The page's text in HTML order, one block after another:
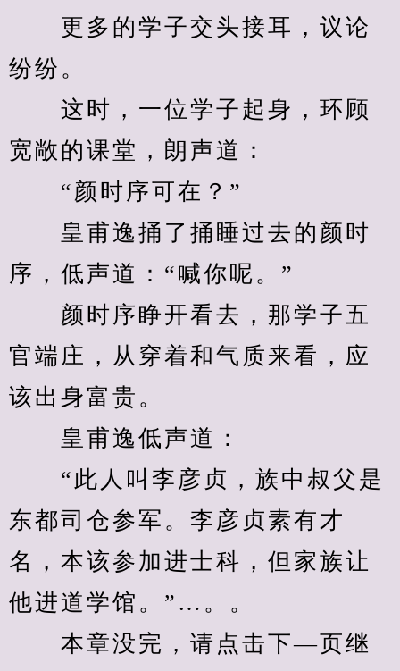
更多的学子交头接耳，议论
纷纷。
这时，一位学子起身，环顾
宽敞的课堂，朗声道：
“颜时序可在？”
皇甫逸捅了捅睡过去的颜时
序，低声道：“喊你呢。”
颜时序睁开看去，那学子五
官端庄，从穿着和气质来看，应
该出身富贵。
皇甫逸低声道：
“此人叫李彦贞，族中叔父是
东都司仓参军。李彦贞素有才
名，本该参加进士科，但家族让
他进道学馆。”…。。
本章没完，请点击下—页继